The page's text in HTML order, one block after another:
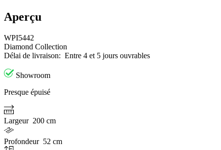
Aperçu
WPI5442
Diamond Collection
Délai de livraison: Entre 4 et 5 jours ouvrables
Showroom
Presque épuisé
Largeur 200 cm
Profondeur 52 cm